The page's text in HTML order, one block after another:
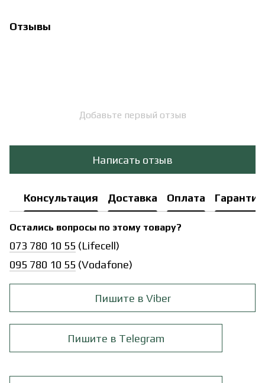
Отзывы
Добавьте первый отзыв
Написать отзыв
Консультация Доставка Оплата Гарантия
Остались вопросы по этому товару?
073 780 10 55 (Lifecell)
095 780 10 55 (Vodafone)
Пишите в Viber
Пишите в Telegram